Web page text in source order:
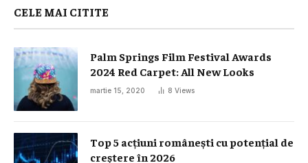
CELE MAI CITITE
Palm Springs Film Festival Awards
2024 Red Carpet: All New Looks
martie 15, 2020 8 Views
Top 5 acțiuni românești cu potențial de
creștere în 2026